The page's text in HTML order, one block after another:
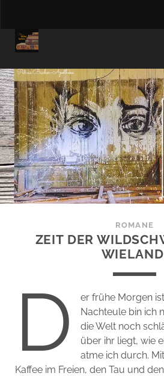
ROMANE
ZEIT DER
D
er frühe Morgen
Nachteule bin ich
die Welt noch
über ihr liegt, wie
atme ich durch.
Kaffee im Freien, den Tau und